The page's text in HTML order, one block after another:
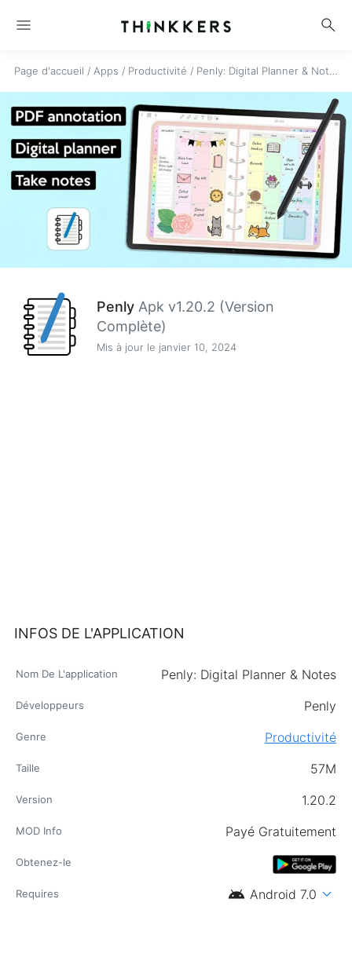
menu search
Page d'accueil / Apps / Productivité / Penly: Digital Planner & Notes
PenlyApk v1.20.2 (Version
Complète)
Mis à jour le janvier 10, 2024
INFOS DE L'APPLICATION
Nom De L'application Penly: Digital Planner & Notes
Développeurs Penly
Genre Productivité
Taille 57M
Version 1.20.2
MOD Info Payé Gratuitement
Obtenez-le
Requires android Android 7.0 expand_more